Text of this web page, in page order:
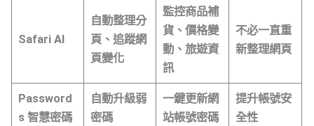
Safari AI
自動整理分
頁、追蹤網
頁變化
監控商品補
貨、價格變
動、旅遊資
訊
不必一直重
新整理網頁
Password
s 智慧密碼
自動升級弱
密碼
一鍵更新網
站帳號密碼
提升帳號安
全性